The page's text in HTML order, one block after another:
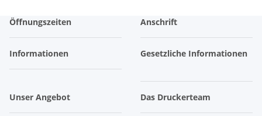
Öffnungszeiten Anschrift
Informationen Gesetzliche Informationen
Unser Angebot Das Druckerteam